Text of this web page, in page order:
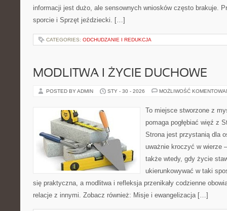
informacji jest dużo, ale sensownych wniosków często brakuje.
sporcie i Sprzęt jeździecki. […]
CATEGORIES: ODCHUDZANIE I REDUKCJA
MODLITWA I ŻYCIE DUCHOWE
POSTED BY ADMIN STY - 30 - 2026 MOŻLIWOŚĆ
To miejsce stworzone z
pomaga pogłębiać więź z
Strona jest przystanią dla
uważnie kroczyć w wierze
także wtedy, gdy życie
ukierunkowywać w taki
się praktyczna, a modlitwa i refleksja przenikały codzienne
relacje z innymi. Zobacz również: Misje i ewangelizacja […]